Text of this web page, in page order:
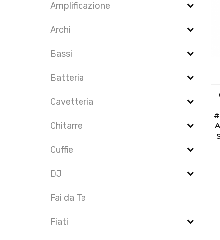
Amplificazione
Archi
Bassi
Batteria
Cavetteria
Chitarre
Cuffie
DJ
Fai da Te
Fiati